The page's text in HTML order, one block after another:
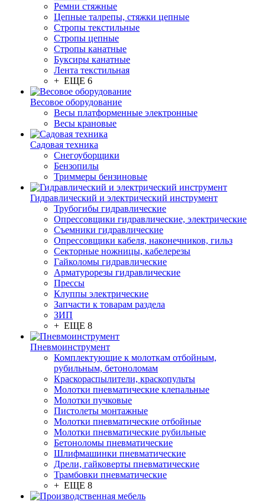
Ремни стяжные
Цепные талрепы, стяжки цепные
Стропы текстильные
Стропы цепные
Стропы канатные
Буксиры канатные
Лента текстильная
+ ЕЩЕ 6
Весовое оборудование
Весы платформенные электронные
Весы крановые
Садовая техника
Снегоуборщики
Бензопилы
Триммеры бензиновые
Гидравлический и электрический инструмент
Трубогибы гидравлические
Опрессовщики гидравлические, электрические
Съемники гидравлические
Опрессовщики кабеля, наконечников, гильз
Секторные ножницы, кабелерезы
Гайколомы гидравлические
Арматурорезы гидравлические
Прессы
Клуппы электрические
Запчасти к товарам раздела
ЗИП
+ ЕЩЕ 8
Пневмоинструмент
Комплектующие к молоткам отбойным,
рубильным, бетоноломам
Краскораспылители, краскопульты
Молотки пневматические клепальные
Молотки пучковые
Пистолеты монтажные
Молотки пневматические отбойные
Молотки пневматические рубильные
Бетоноломы пневматические
Шлифмашинки пневматические
Дрели, гайковерты пневматические
Трамбовки пневматические
+ ЕЩЕ 8